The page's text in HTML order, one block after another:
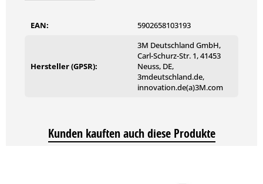
EAN: 5902658103193
Hersteller (GPSR):
3M Deutschland GmbH,
Carl-Schurz-Str. 1, 41453
Neuss, DE,
3mdeutschland.de,
innovation.de(a)3M.com
Kunden kauften auch diese Produkte